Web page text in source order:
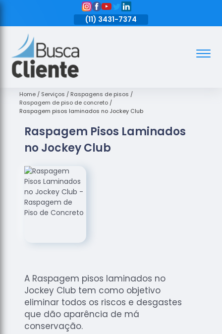
(11) 3431-7374
Assoalhos
de Madeira
Decks de
Empresas
de
de Madeira
Loja de
Assoalhos
Raspagem
Raspagem
de Tacos
de
Madeiras
Raspagens
Home Serviços
Raspagens de pisos
Raspagem de piso de concreto
Raspagem pisos laminados no Jockey Club
Raspagem Pisos Laminados
no Jockey Club
A Raspagem pisos laminados no
Jockey Club tem como objetivo
eliminar todos os riscos e desgastes
que dão aparência de má
conservação.